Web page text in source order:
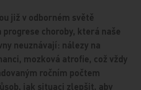
již v odborném světě
choroby, která naše
neuznávají: nálezy na
mozková atrofie, což vždy
ročním počtem
jak situaci zlepšit, aby